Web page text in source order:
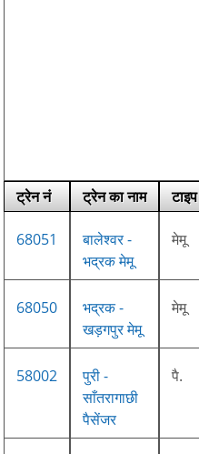
ट्रेन नं ट्रेन का नाम टाइप
68051
बालेश्वर -
भद्रक मेमू
मेमू
68050
भद्रक -
खड़गपुर मेमू
मेमू
58002
पुरी -
साँतरागाछी
पैसेंजर
पै.